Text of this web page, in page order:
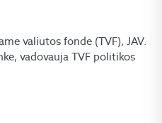
valiutos fonde (TVF), JAV.
vadovauja TVF politikos